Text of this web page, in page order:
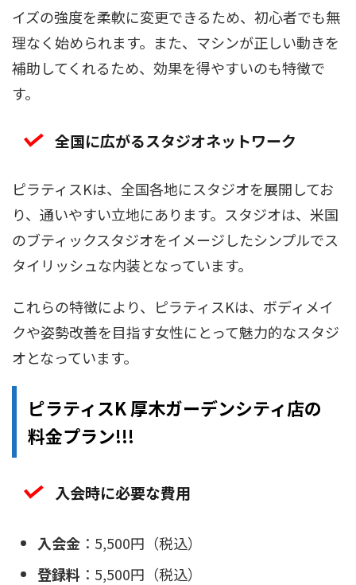
イズの強度を柔軟に変更できるため、初心者でも無
理なく始められます。また、マシンが正しい動きを
補助してくれるため、効果を得やすいのも特徴で
す。
全国に広がるスタジオネットワーク
ピラティスKは、全国各地にスタジオを展開してお
り、通いやすい立地にあります。スタジオは、米国
のブティックスタジオをイメージしたシンプルでス
タイリッシュな内装となっています。
これらの特徴により、ピラティスKは、ボディメイ
クや姿勢改善を目指す女性にとって魅力的なスタジ
オとなっています。
ピラティスK 厚木ガーデンシティ店の
料金プラン!!!
入会時に必要な費用
入会金 ：5,500円（税込）
登録料 ：5,500円（税込）